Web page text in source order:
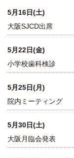
5月16日(土)
大阪SJCD出席
5月22日(金)
小学校歯科検診
5月25日(月)
院内ミーティング
5月30日(土)
大阪月臨会発表